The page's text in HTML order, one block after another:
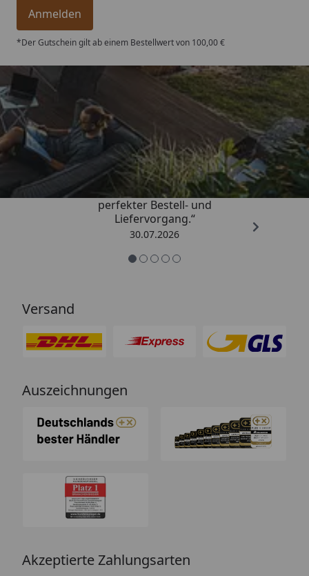
Anmelden
*Der Gutschein gilt ab einem Bestellwert von 100,00 €
Trusted Shops
4,76/ 5
„Qualitativ sehr gute Ware und ein
perfekter Bestell- und
Liefervorgang.“
30.07.2026
Versand
Auszeichnungen
Akzeptierte Zahlungsarten